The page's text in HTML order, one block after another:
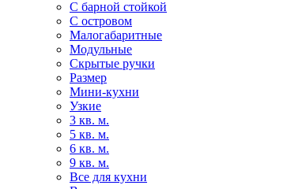
С барной стойкой
С островом
Малогабаритные
Модульные
Скрытые ручки
Размер
Мини-кухни
Узкие
3 кв. м.
5 кв. м.
6 кв. м.
9 кв. м.
Все для кухни